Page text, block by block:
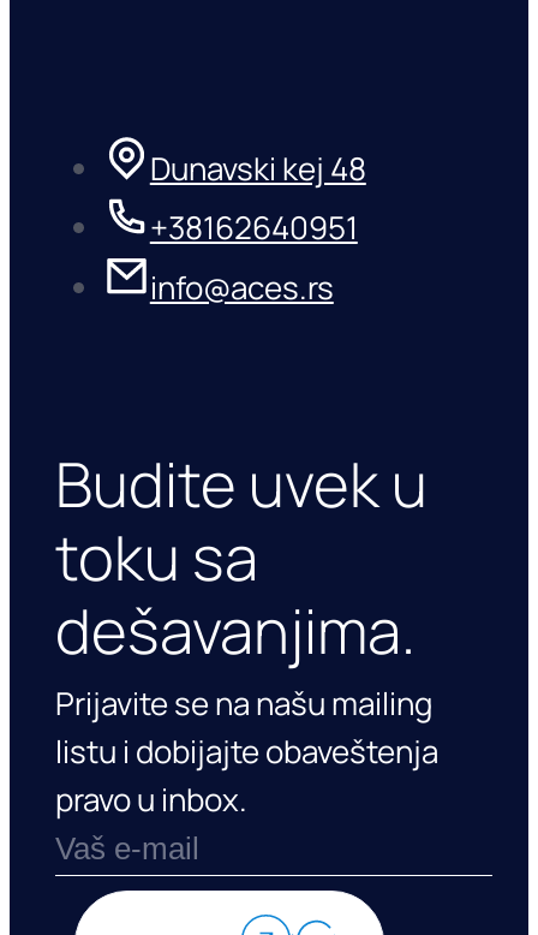
Dunavski kej 48
+38162640951
info@aces.rs
Budite uvek u
toku sa
dešavanjima.
Prijavite se na našu mailing
listu i dobijajte obaveštenja
pravo u inbox.